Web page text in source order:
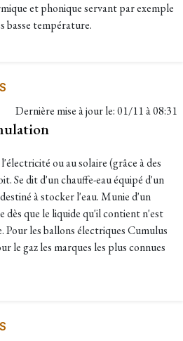
et phonique servant par exemple
basse température.
Dernière mise à jour le:01/11 à 08:31
ou au solaire (grâce à des
Se dit d'un chauffe-eau équipé d'un
à stocker l'eau. Munie d'un
dès que le liquide qu'il contient n'est
Pour les ballons électriques Cumulus
le gaz les marques les plus connues